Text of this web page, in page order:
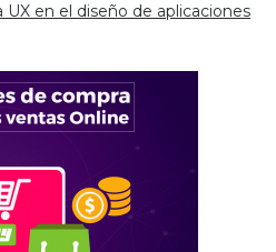
UX en el diseño de aplicaciones